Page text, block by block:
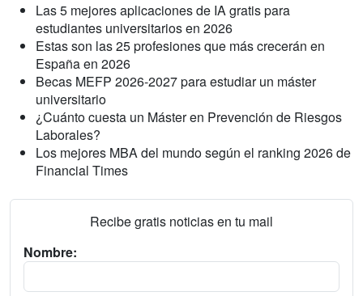
Las 5 mejores aplicaciones de IA gratis para
estudiantes universitarios en 2026
Estas son las 25 profesiones que más crecerán en
España en 2026
Becas MEFP 2026-2027 para estudiar un máster
universitario
¿Cuánto cuesta un Máster en Prevención de Riesgos
Laborales?
Los mejores MBA del mundo según el ranking 2026 de
Financial Times
Recibe gratis noticias en tu mail
Nombre: